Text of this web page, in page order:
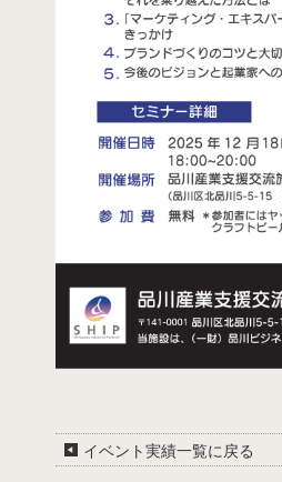
イベント実績一覧に戻る